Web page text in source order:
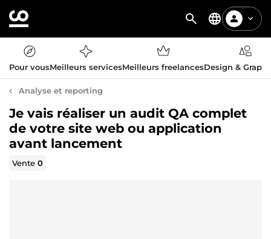
Pour vousMeilleurs servicesMeilleurs freelancesDesign &
Analyse et reporting
Je vais réaliser un audit QA complet
de votre site web ou application
avant lancement
Vente0